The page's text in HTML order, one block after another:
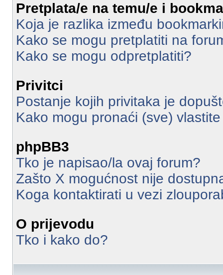
Pretplata/e na temu/e i
Koja je razlika između
Kako se mogu pretplatiti na
Kako se mogu odpretplatiti?
Privitci
Postanje kojih privitaka je
Kako mogu pronaći (sve)
phpBB3
Tko je napisao/la ovaj forum?
Zašto X mogućnost nije
Koga kontaktirati u vezi
O prijevodu
Tko i kako do?